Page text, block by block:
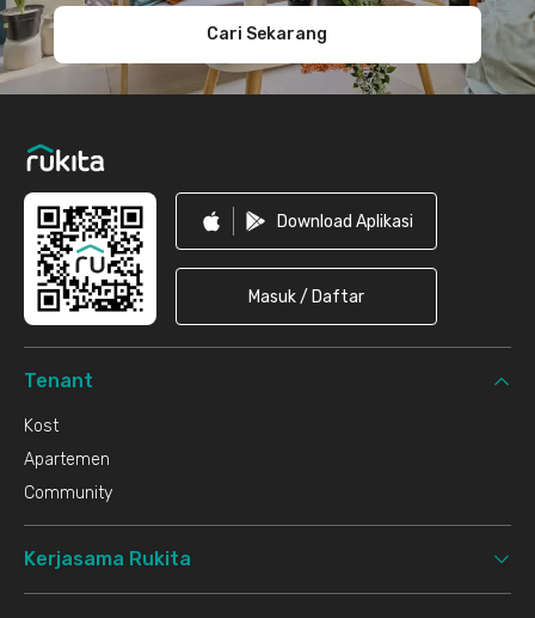
Cari Sekarang
Download Aplikasi
Masuk / Daftar
Tenant
Kost
Apartemen
Community
Kerjasama Rukita